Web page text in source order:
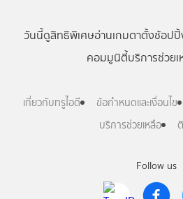
Follow us
วันนี้ดูสิทธิพิเศษอ่านเกมตาตั้งช้อปปิ้
คอมมูนิตี้บริการช่วย
เกี่ยวกับทรูไอดี ข้อกำหนดและเงื่อนไข
บริการช่วยเหลือ